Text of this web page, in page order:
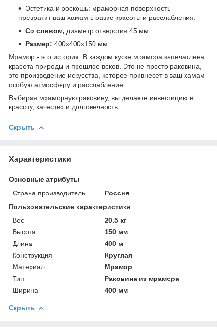
Эстетика и роскошь: мраморная поверхность
превратит ваш хамам в оазис красоты и расслабления.
Со сливом, диаметр отверстия 45 мм
Размер: 400х400х150 мм
Мрамор - это история. В каждом куске мрамора запечатлена
красота природы и прошлое веков. Это не просто раковина,
это произведение искусства, которое привнесет в ваш хамам
особую атмосферу и расслабление.
Выбирая мраморную раковину, вы делаете инвестицию в
красоту, качество и долговечность.
Скрыть
Характеристики
Основные атрибуты
Страна производитель
Россия
Пользовательские характеристики
Вес
20.5 кг
Высота
150 мм
Длина
400 м
Конструкция
Круглая
Материал
Мрамор
Тип
Раковина из мрамора
Ширина
400 мм
Скрыть